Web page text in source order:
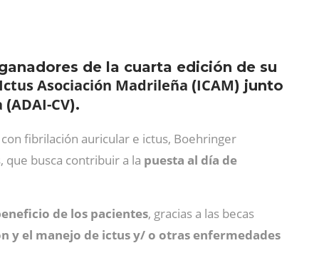
de la cuarta edición de su
Ictus Asociación Madrileña (ICAM) junto
(ADAI-CV).
fibrilación auricular e ictus, Boehringer
busca contribuir a la puesta al día de
de los pacientes, gracias a las becas
y el manejo de ictus y/ o otras enfermedades